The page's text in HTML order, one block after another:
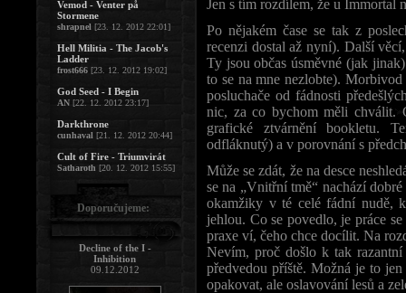
Jen s tím rozdílem, že u Immortal
Po nějakém čase se tak z
recenzi dostal až nyní). Další
Ty jsou občas úsměvné (jak
to se na mne nezlobte).
posluchače od fádnosti
nic, za co bychom měli chválit.
grafické ztvárnění bookletu.
odfláknutý) a v porovnání s
Může se zdát, že na desce
se na „Vnitřní tmě“ nachází
okamžiky v té celé fádní nudě,
jehlou. Co se povedlo, je práce
praxe ví, čeho chce docílit. Na
Nevím, proč došlo k tak
předvedou příště. Možná je to
opakovat, ale oslavování lesů a
Vemod - Venter på
Stormene
shrapnel [23. 12. 2012 22:01]
Hell Militia - The Jacob's
Ladder
frost666 [23. 12. 2012 19:02]
God Seed - I Begin
AN [22. 12. 2012 23:17]
Darkthrone
cunhaval [21. 12. 2012 20:44]
Cult of Fire - Triumvirát
Satharoth [20. 12. 2012 15:55]
Doporučujeme:
Decline of the I -
Inhibition
09.12.2012